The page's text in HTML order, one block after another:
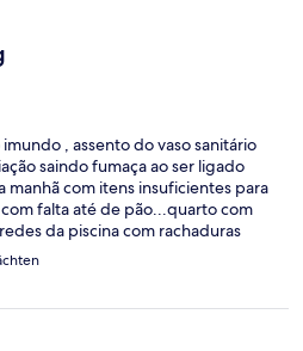
, assento do vaso sanitário
saindo fumaça ao ser ligado
manhã com itens insuficientes para
falta até de pão...quarto com
da piscina com rachaduras
sentados nas
piscina sujas...